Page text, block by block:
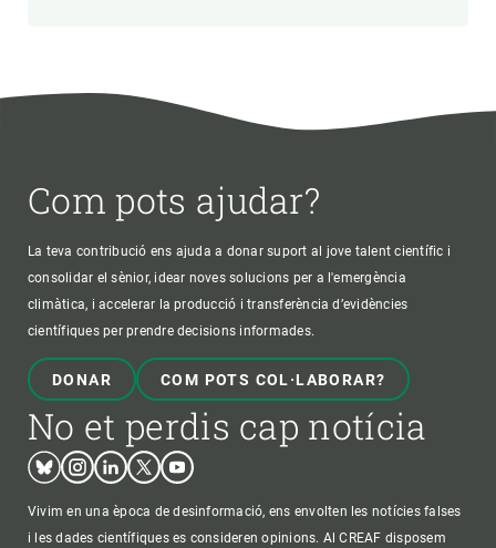
Com pots ajudar?
La teva contribució ens ajuda a donar suport al jove talent científic i
consolidar el sènior, idear noves solucions per a l'emergència
climàtica, i accelerar la producció i transferència d’evidències
científiques per prendre decisions informades.
DONAR COM POTS COL·LABORAR?
No et perdis cap notícia
BlueskyInstagram
LinkedinTwitterYoutube
Vivim en una època de desinformació, ens envolten les notícies falses
i les dades científiques es consideren opinions. Al CREAF disposem